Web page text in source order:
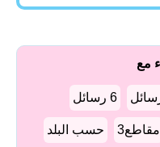
مع
6 رسائل
مقاطع3 حسب البلد